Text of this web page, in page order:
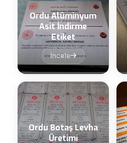
Ordu Alüminyum
Asit İndirme
Etiket
İncele
Ordu Botaş Levha
Üretimi